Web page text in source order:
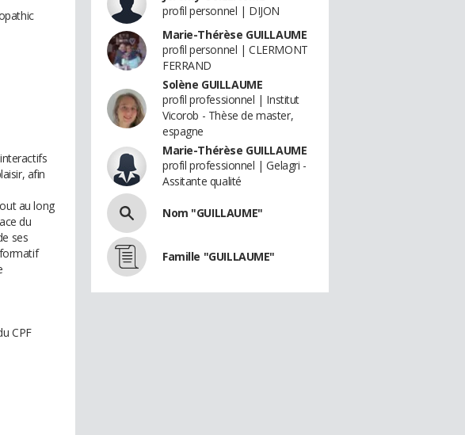
afin
au long
du
ses
CPF
profil personnel | DIJON
Marie-Thérèse GUILLAUME
profil personnel | CLERMONT
FERRAND
Solène GUILLAUME
profil professionnel | Institut
Vicorob - Thèse de master,
espagne
Marie-Thérèse GUILLAUME
profil professionnel | Gelagri -
Assitante qualité
Nom "GUILLAUME"
Famille "GUILLAUME"